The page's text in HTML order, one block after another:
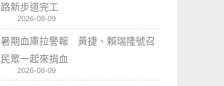
路新步道完工
2026-08-09
暑期血庫拉警報 黃捷、賴瑞隆號召
民眾一起來捐血
2026-08-09